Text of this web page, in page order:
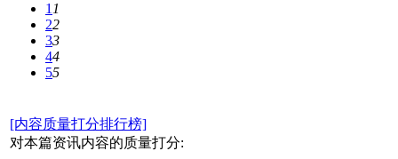
11
22
33
44
55
[内容质量打分排行榜]
对本篇资讯内容的质量打分: